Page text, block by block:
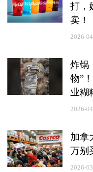
打，
卖！
2026-
炸锅
物”
业糊
2026-
加拿
万别
2026-